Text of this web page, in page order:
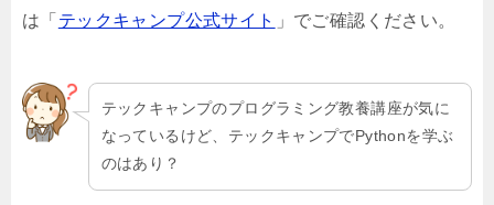
は「 テックキャンプ公式サイト 」でご確認ください。
テックキャンプのプログラミング教養講座が気に
なっているけど、テックキャンプでPythonを学ぶ
のはあり？